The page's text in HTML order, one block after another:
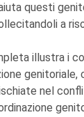
questi
a
illustra i
nel